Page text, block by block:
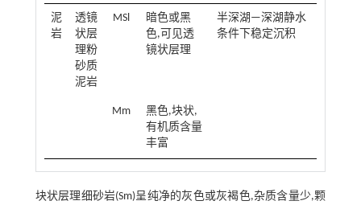
泥
岩
透镜
状层
理粉
砂质
泥岩
MSl
暗色或黑
色,可见透
镜状层理
半深湖—深湖静水
条件下稳定沉积
Mm
黑色,块状,
有机质含量
丰富
块状层理细砂岩(Sm)呈纯净的灰色或灰褐色,杂质含量少,颗